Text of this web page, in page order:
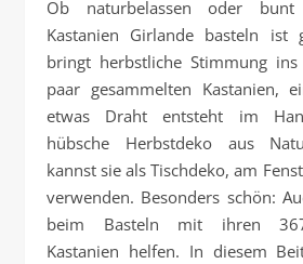
Ob naturbelassen oder bunt lackiert – eine
Kastanien Girlande basteln ist
bringt herbstliche Stimmung
paar gesammelten Kastanien,
etwas Draht entsteht im
hübsche Herbstdeko aus
kannst sie als Tischdeko, am
verwenden. Besonders schön:
beim Basteln mit ihren
Kastanien helfen. In diesem